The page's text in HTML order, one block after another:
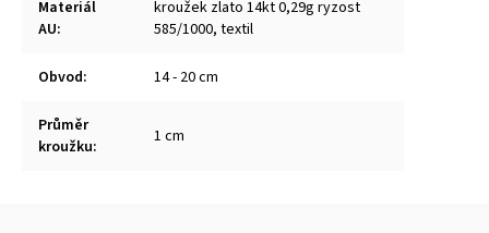
Materiál
AU:
kroužek zlato 14kt 0,29g ryzost
585/1000, textil
Obvod: 14 - 20 cm
Průměr
kroužku: 1 cm